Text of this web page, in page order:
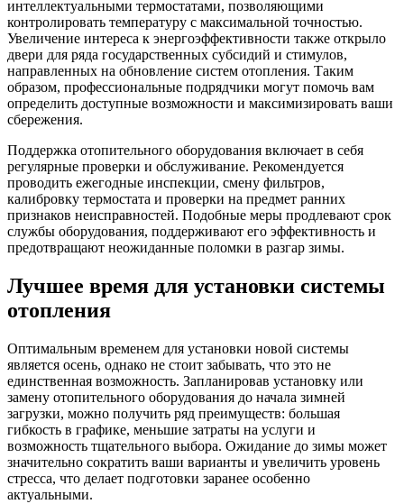
интеллектуальными термостатами, позволяющими
контролировать температуру с максимальной точностью.
Увеличение интереса к энергоэффективности также открыло
двери для ряда государственных субсидий и стимулов,
направленных на обновление систем отопления. Таким
образом, профессиональные подрядчики могут помочь вам
определить доступные возможности и максимизировать ваши
сбережения.
Поддержка отопительного оборудования включает в себя
регулярные проверки и обслуживание. Рекомендуется
проводить ежегодные инспекции, смену фильтров,
калибровку термостата и проверки на предмет ранних
признаков неисправностей. Подобные меры продлевают срок
службы оборудования, поддерживают его эффективность и
предотвращают неожиданные поломки в разгар зимы.
Лучшее время для установки системы
отопления
Оптимальным временем для установки новой системы
является осень, однако не стоит забывать, что это не
единственная возможность. Запланировав установку или
замену отопительного оборудования до начала зимней
загрузки, можно получить ряд преимуществ: большая
гибкость в графике, меньшие затраты на услуги и
возможность тщательного выбора. Ожидание до зимы может
значительно сократить ваши варианты и увеличить уровень
стресса, что делает подготовки заранее особенно
актуальными.